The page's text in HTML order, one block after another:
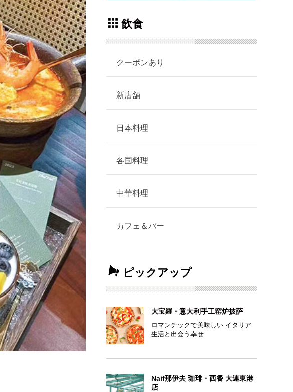
飲食
クーポンあり
新店舗
日本料理
各国料理
中華料理
カフェ＆バー
ピックアップ
大宝羅・意大利手工窑炉披萨
ロマンチックで美味しい イタリア
生活と出会う幸せ
Naif那伊夫 珈琲・西餐 大連東港
店